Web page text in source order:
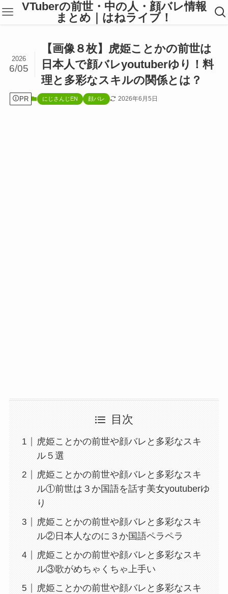
VTuberの前世・中の人・顔バレ情報
まとめ｜はねライブ！
【画像８枚】虎姫ことかの前世は
日本人で顔バレyoutuberゆり！料
理と多彩なスキルの関係とは？
2026
6/05
PR にじさんじEN 顔バレ 2026年6月5日
目次
虎姫ことかの前世や顔バレと多彩なスキ
ル５選
虎姫ことかの前世や顔バレと多彩なスキ
ル①前世は３か国語を話す美女youtuberゆ
り
虎姫ことかの前世や顔バレと多彩なスキ
ル②日本人なのに３か国語ペラペラ
虎姫ことかの前世や顔バレと多彩なスキ
ル③歌がめちゃくちゃ上手い
虎姫ことかの前世や顔バレと多彩なスキ